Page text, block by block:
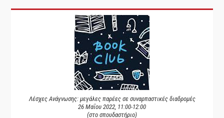
Λέσχες Ανάγνωσης: μεγάλες παρέες σε συναρπαστικές διαδρομές
26 Μαΐου 2022, 11:00-12:00
(στο σπουδαστήριο)